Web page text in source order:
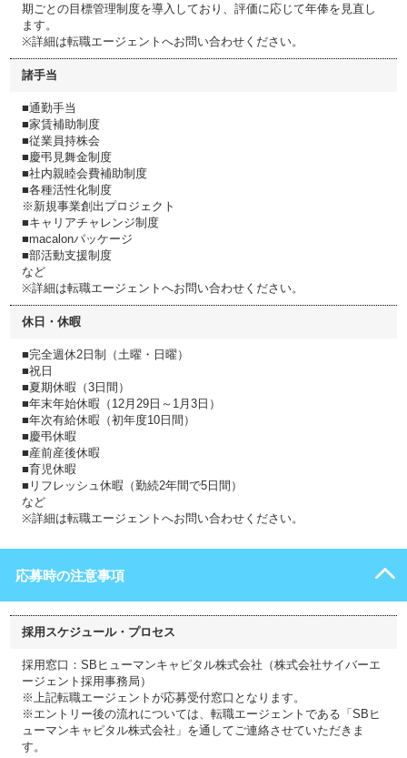
期ごとの目標管理制度を導入しており、評価に応じて年俸を見直し
ます。
※詳細は転職エージェントへお問い合わせください。
諸手当
■通勤手当
■家賃補助制度
■従業員持株会
■慶弔見舞金制度
■社内親睦会費補助制度
■各種活性化制度
※新規事業創出プロジェクト
■キャリアチャレンジ制度
■macalonパッケージ
■部活動支援制度
など
※詳細は転職エージェントへお問い合わせください。
休日・休暇
■完全週休2日制（土曜・日曜）
■祝日
■夏期休暇（3日間）
■年末年始休暇（12月29日～1月3日）
■年次有給休暇（初年度10日間）
■慶弔休暇
■産前産後休暇
■育児休暇
■リフレッシュ休暇（勤続2年間で5日間）
など
※詳細は転職エージェントへお問い合わせください。
応募時の注意事項
採用スケジュール・プロセス
採用窓口：SBヒューマンキャピタル株式会社（株式会社サイバーエ
ージェント採用事務局）
※上記転職エージェントが応募受付窓口となります。
※エントリー後の流れについては、転職エージェントである「SBヒ
ューマンキャピタル株式会社」を通してご連絡させていただきま
す。